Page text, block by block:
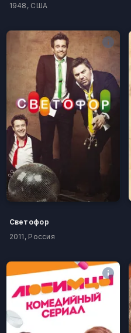
1948, США
Светофор
2011, Россия